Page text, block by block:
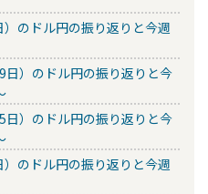
）のドル円の振り返りと今週
日）のドル円の振り返りと今
日）のドル円の振り返りと今
）のドル円の振り返りと今週